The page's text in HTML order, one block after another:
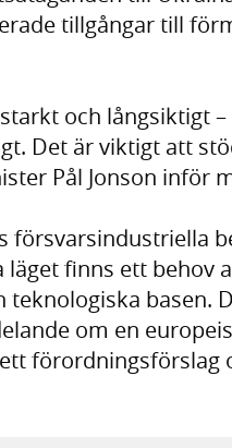
tillgångar till
och långsiktigt
Det är viktigt att
Pål Jonson inför
försvarsindustriella
finns ett behov
basen.
om en
förordningsförslag